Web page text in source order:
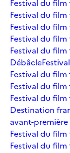
Festival du
Festival du film
Festival du
Festival du film
Festival du
Débâcle
Festival du
Festival du
Festival du
Destination
avant-première
Festival du
Festival du